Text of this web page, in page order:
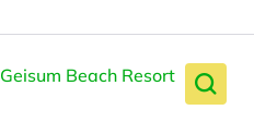
Geisum Beach Resort